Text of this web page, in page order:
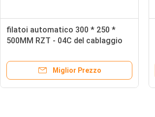
filatoi automatico 300 * 250 *
500MM RZT - 04C del cablaggio
Miglior Prezzo